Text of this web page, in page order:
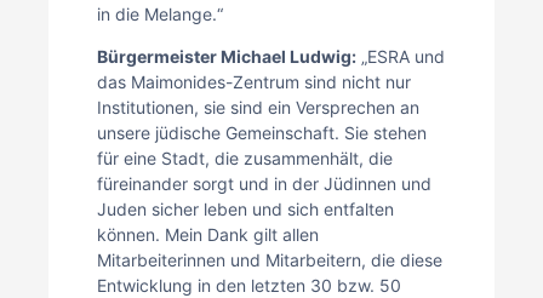
in die Melange.“
Bürgermeister Michael Ludwig: „ESRA und
das Maimonides-Zentrum sind nicht nur
Institutionen, sie sind ein Versprechen an
unsere jüdische Gemeinschaft. Sie stehen
für eine Stadt, die zusammenhält, die
füreinander sorgt und in der Jüdinnen und
Juden sicher leben und sich entfalten
können. Mein Dank gilt allen
Mitarbeiterinnen und Mitarbeitern, die diese
Entwicklung in den letzten 30 bzw. 50